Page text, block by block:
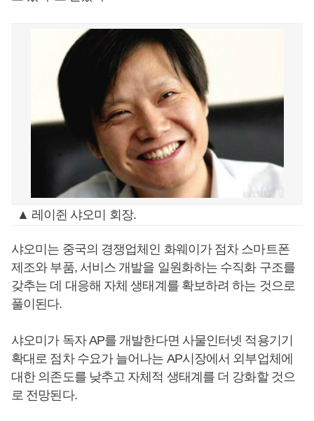
▲ 레이쥔 샤오미 회장.
샤오미는 중국의 경쟁업체인 화웨이가 점차 스마트폰
제조와 부품, 서비스 개발을 일원화하는 수직화 구조를
갖추는 데 대응해 자체 생태계를 확보하려 하는 것으로
풀이된다.
샤오미가 독자 AP를 개발한다면 사물인터넷 적용기기
확대로 점차 수요가 늘어나는 AP시장에서 외부업체에
대한 의존도를 낮추고 자체적 생태계를 더 강화할 것으
로 전망된다.